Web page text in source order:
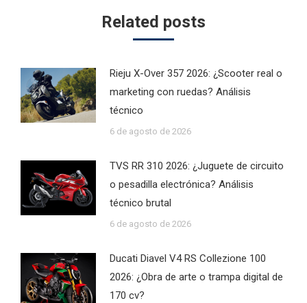
Related posts
Rieju X-Over 357 2026: ¿Scooter real o
marketing con ruedas? Análisis
técnico
6 de agosto de 2026
TVS RR 310 2026: ¿Juguete de circuito
o pesadilla electrónica? Análisis
técnico brutal
6 de agosto de 2026
Ducati Diavel V4 RS Collezione 100
2026: ¿Obra de arte o trampa digital de
170 cv?